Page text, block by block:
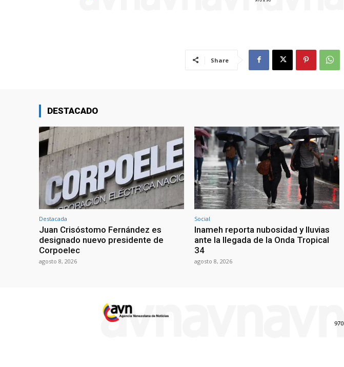
Share
DESTACADO
Destacada
Juan Crisóstomo Fernández es
designado nuevo presidente de
Corpoelec
agosto 8, 2026
Social
Inameh reporta nubosidad y lluvias
ante la llegada de la Onda Tropical
34
agosto 8, 2026